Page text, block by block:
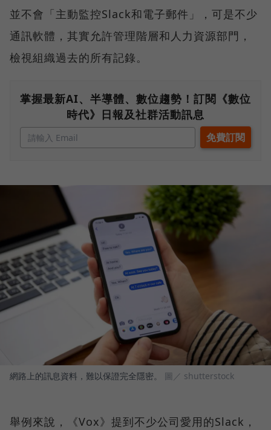
並不會「主動監控Slack和電子郵件」，可是不少
通訊軟體，其實允許管理階層和人力資源部門，
檢視組織過去的所有記錄。
掌握最新AI、半導體、數位趨勢！訂閱《數位
時代》日報及社群活動訊息
網路上的訊息資料，難以保證完全隱密。 圖／ shutterstock
舉例來說，《Vox》提到不少公司愛用的Slack，